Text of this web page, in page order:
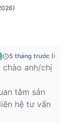
5 tháng trước (09/
chào anh/chị
tâm sản
hệ tư vấn